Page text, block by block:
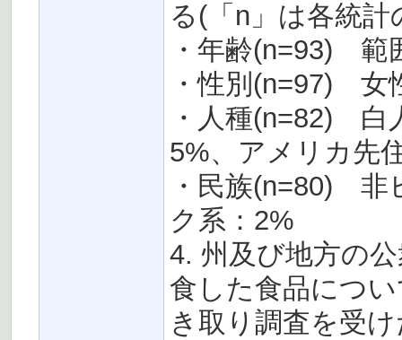
る(「n」は各統
・年齢(n=93) 範
・性別(n=97) 女
・人種(n=82) 白
5%、アメリカ先
・民族(n=80) 非
ク系：2%
4. 州及び地方の
食した食品につ
き取り調査を受